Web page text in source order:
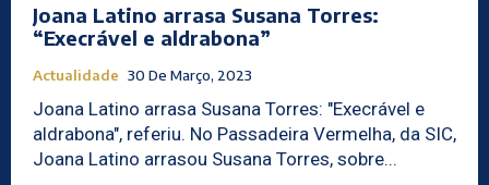
Joana Latino arrasa Susana Torres:
“Execrável e aldrabona”
Actualidade 30 De Março, 2023
Joana Latino arrasa Susana Torres: "Execrável e
aldrabona", referiu. No Passadeira Vermelha, da SIC,
Joana Latino arrasou Susana Torres, sobre...